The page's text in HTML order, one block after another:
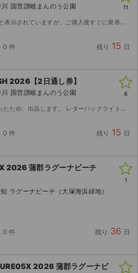
国営讃岐まんのう公園
能です！ 発券番号をお伝えしますので、セブンイレブンにてチケットを発券してください。 よろしくお願いいたします！
0 件 残り 15 日
11
2026【2日通し券】
国営讃岐まんのう公園
します。 レターパックライトでの郵送を予定しています。
0 件 残り 15 日
6
2026 蒲郡ラグーナビーチ
ラグーナビーチ（大塚海浜緑地）
0 件 残り 36 日
1
2026 蒲郡ラグーナビ